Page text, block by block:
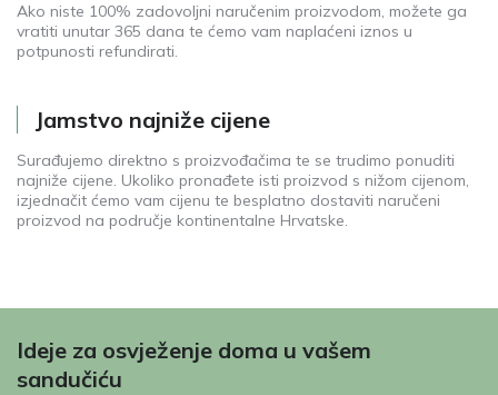
Ako niste 100% zadovoljni naručenim proizvodom, možete ga
vratiti unutar 365 dana te ćemo vam naplaćeni iznos u
potpunosti refundirati.
Jamstvo najniže cijene
Surađujemo direktno s proizvođačima te se trudimo ponuditi
najniže cijene. Ukoliko pronađete isti proizvod s nižom cijenom,
izjednačit ćemo vam cijenu te besplatno dostaviti naručeni
proizvod na područje kontinentalne Hrvatske.
Ideje za osvježenje doma u vašem
sandučiću